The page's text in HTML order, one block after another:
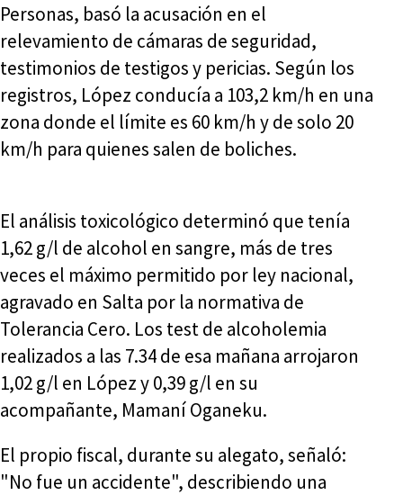
Personas, basó la acusación en el
relevamiento de cámaras de seguridad,
testimonios de testigos y pericias. Según los
registros, López conducía a 103,2 km/h en una
zona donde el límite es 60 km/h y de solo 20
km/h para quienes salen de boliches.
El análisis toxicológico determinó que tenía
1,62 g/l de alcohol en sangre, más de tres
veces el máximo permitido por ley nacional,
agravado en Salta por la normativa de
Tolerancia Cero. Los test de alcoholemia
realizados a las 7.34 de esa mañana arrojaron
1,02 g/l en López y 0,39 g/l en su
acompañante, Mamaní Oganeku.
El propio fiscal, durante su alegato, señaló:
"No fue un accidente", describiendo una